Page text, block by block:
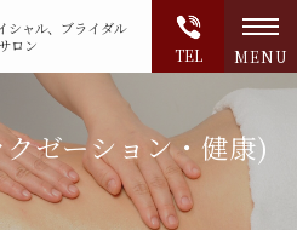
シャル、ブライダル
ロン
TEL MENU
ゼーション・健康)